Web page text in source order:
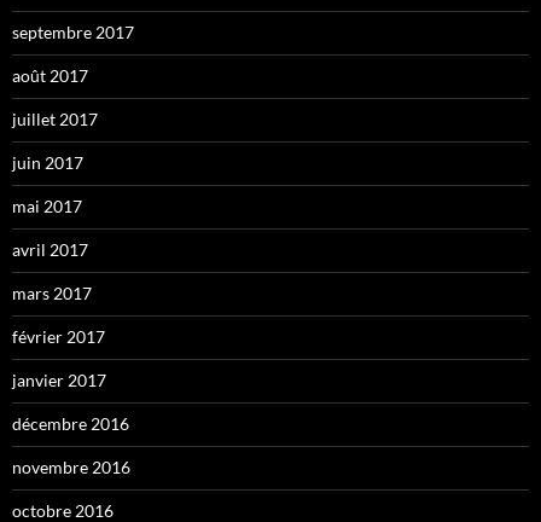
septembre 2017
août 2017
juillet 2017
juin 2017
mai 2017
avril 2017
mars 2017
février 2017
janvier 2017
décembre 2016
novembre 2016
octobre 2016